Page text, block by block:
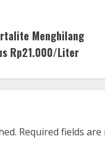
Menghilang
Rp21.000/Liter
Required fields are